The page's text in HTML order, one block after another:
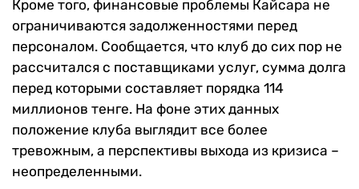
Кроме того, финансовые проблемы Кайсара не
ограничиваются задолженностями перед
персоналом. Сообщается, что клуб до сих пор не
рассчитался с поставщиками услуг, сумма долга
перед которыми составляет порядка 114
миллионов тенге. На фоне этих данных
положение клуба выглядит все более
тревожным, а перспективы выхода из кризиса –
неопределенными.